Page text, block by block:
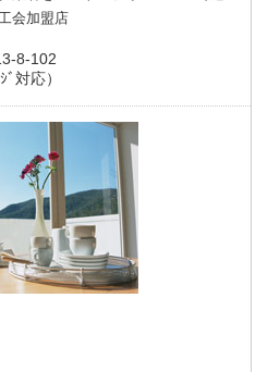
会加盟店
8-102
対応）